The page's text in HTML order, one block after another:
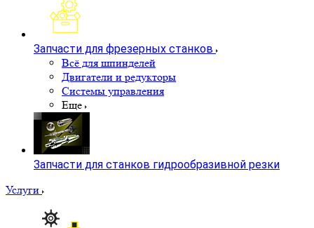
Запчасти для фрезерных станков
Всё для шпинделей
Двигатели и редукторы
Системы управления
Еще
Запчасти для станков гидрообразивной резки
Услуги